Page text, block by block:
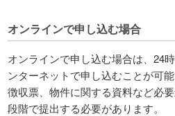
オンラインで申し込む場合
オンラインで申し込む場合は、24
ンターネットで申し込むことが可
徴収票、物件に関する資料など必
段階で提出する必要があります。